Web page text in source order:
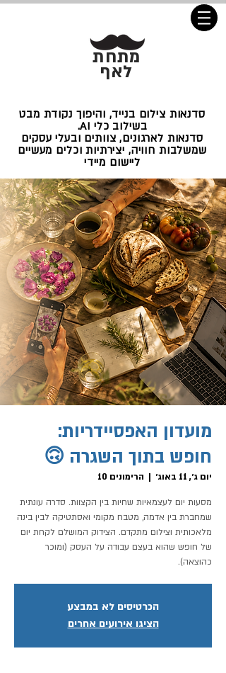
מתחת
לאף
סדנאות צילום בנייד, והיפוך נקודת מבט
בשילוב כלי AI.
סדנאות לארגונים, צוותים ובעלי עסקים
שמשלבות חוויה, יצירתיות וכלים מעשיים
ליישום מיידי
מועדון האפסיידריות:
חופש בתוך השגרה 🙃
יום ג׳, 11 באוג׳
  |
הרימונים 10
מסעות יום לעצמאיות שחיות בין הקצוות. סדרה עונתית
שמחברת בין אדמה, מטבח מקומי ואסתטיקה לבין בינה
מלאכותית וצילום מתקדם. הצידוק המושלם לקחת יום
של חופש שהוא בעצם עבודה על העסק (ומוכר
כהוצאה).
הכרטיסים לא במבצע
הציגו אירועים אחרים